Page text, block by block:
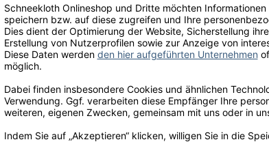
7,0 % vol.
Rheingau
Holunderblüten, grüner Apfel
0,33 l